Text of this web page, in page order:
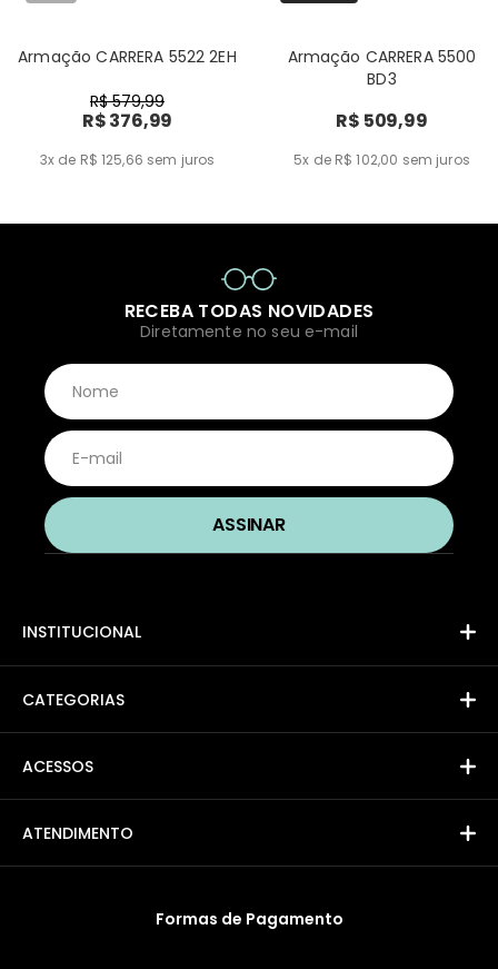
Armação CARRERA 5522 2EH
R$ 579,99
R$ 376,99
3x de R$ 125,66 sem juros
Armação CARRERA 5500
BD3
R$ 509,99
5x de R$ 102,00 sem juros
RECEBA TODAS NOVIDADES
Diretamente no seu e-mail
INSTITUCIONAL
CATEGORIAS
ACESSOS
ATENDIMENTO
Formas de Pagamento